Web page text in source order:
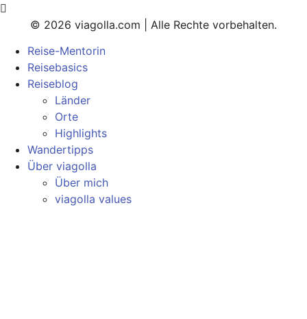
© 2026 viagolla.com | Alle Rechte vorbehalten.
Reise-Mentorin
Reisebasics
Reiseblog
Länder
Orte
Highlights
Wandertipps
Über viagolla
Über mich
viagolla values